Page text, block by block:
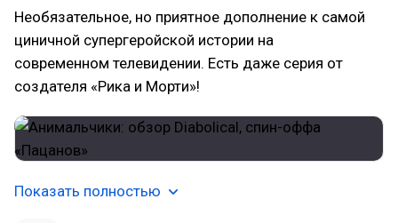
Необязательное, но приятное дополнение к самой
циничной супергеройской истории на
современном телевидении. Есть даже серия от
создателя «Рика и Морти»!
Показать полностью